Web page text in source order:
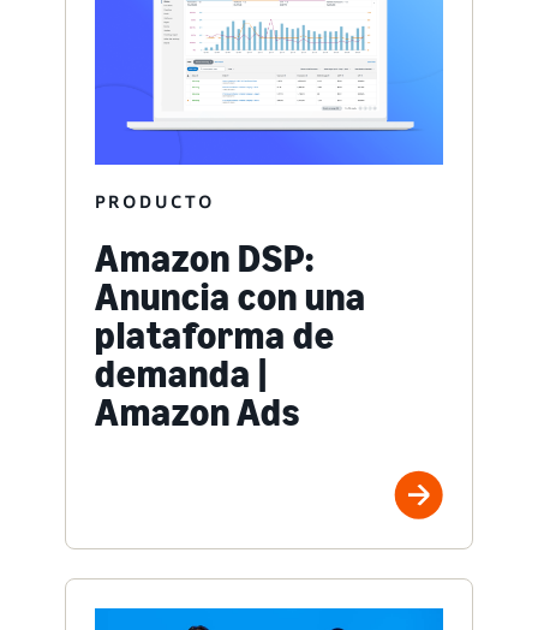
PRODUCTO
Amazon DSP:
Anuncia con una
plataforma de
demanda |
Amazon Ads